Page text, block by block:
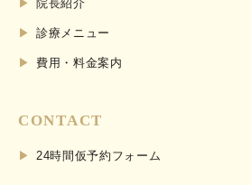
院長紹介
診療メニュー
費用・料金案内
CONTACT
24時間仮予約フォーム